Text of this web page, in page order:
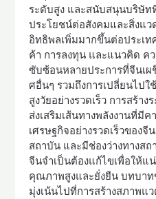
ระดับสูง และสนับสนุนบริษั
ประโยชน์ต่อสังคมและสิ่งแ
อิทธิพลเพิ่มมากขึ้นต่อประเ
ค้า การลงทุน และแนวคิด
ซับซ้อนหลายประการที่จีนเ
ศอื่นๆ รวมถึงการเปลี่ยนไป
สูงวัยอย่างรวดเร็ว การสร้า
ส่งเสริมเส้นทางพลังงานที่มี
เศรษฐกิจอย่างรวดเร็วของ
สถาบัน และมีช่องว่างทางส
จีนจำเป็นต้องแก้ไขเพื่อให้แ
คุณภาพสูงและยั่งยืน บทบา
มุ่งเน้นไปที่การสร้างสภาพแ